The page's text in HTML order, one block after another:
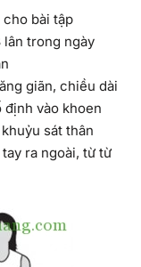
bài tập
lân trong ngày
giãn, chiều dài
định vào khoen
sát thân
ra ngoài, từ từ